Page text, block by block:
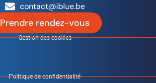
contact@iblue.be
Prendre rendez-vous
Gestion des cookies
Politique de confidentialité